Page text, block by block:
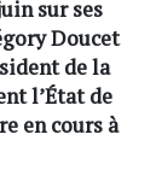
sur ses
Doucet
de la
l’État de
en cours à